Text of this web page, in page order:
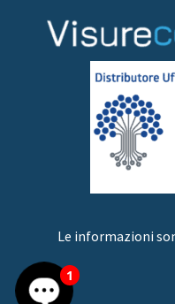
Le informazioni
1